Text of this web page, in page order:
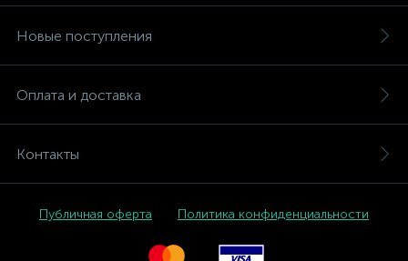
Новые поступления
Оплата и доставка
Контакты
Публичная оферта Политика конфиденциальности